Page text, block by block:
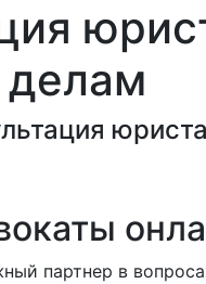
партнер в